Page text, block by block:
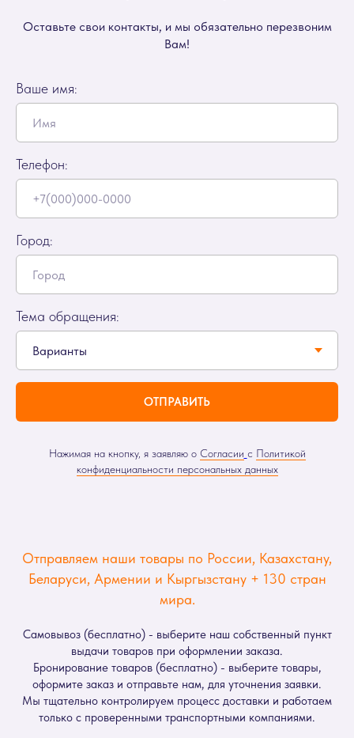
Оставьте свои контакты, и мы обязательно перезвоним
Вам!
Ваше имя:
Телефон:
Город:
Тема обращения:
ОТПРАВИТЬ
Нажимая на кнопку, я заявляю о Согласии с Политикой
конфиденциальности персональных данных
Отправляем наши товары по России, Казахстану,
Беларуси, Армении и Кыргызстану + 130 стран
мира.
Самовывоз (бесплатно) - выберите наш собственный пункт
выдачи товаров при оформлении заказа.
Бронирование товаров (бесплатно) - выберите товары,
оформите заказ и отправьте нам, для уточнения заявки.
Мы тщательно контролируем процесс доставки и работаем
только с проверенными транспортными компаниями.